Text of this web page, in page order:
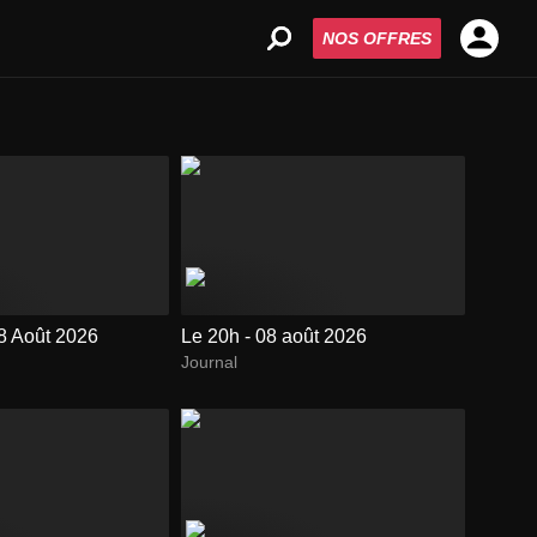
NOS OFFRES
Août 2026 Le 20h - 08 août 2026
Journal